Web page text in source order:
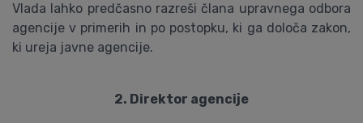
Vlada lahko predčasno razreši člana upravnega odbora
agencije v primerih in po postopku, ki ga določa zakon,
ki ureja javne agencije.
2. Direktor agencije